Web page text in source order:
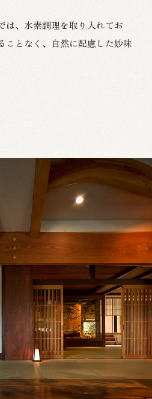
は、水素調理を取り入れてお
ことなく、自然に配慮した妙味